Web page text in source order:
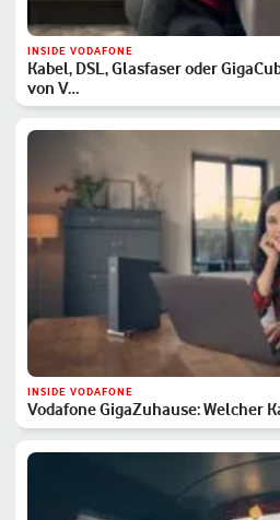
INSIDE VODAFONE
Kabel, DSL, Glasfaser oder
von V…
INSIDE VODAFONE
Vodafone GigaZuhause: Welcher